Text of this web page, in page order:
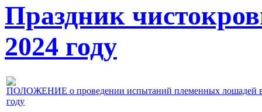
Праздник
2024 году
ПОЛОЖЕНИЕ о проведении испытаний племенных лошадей
году